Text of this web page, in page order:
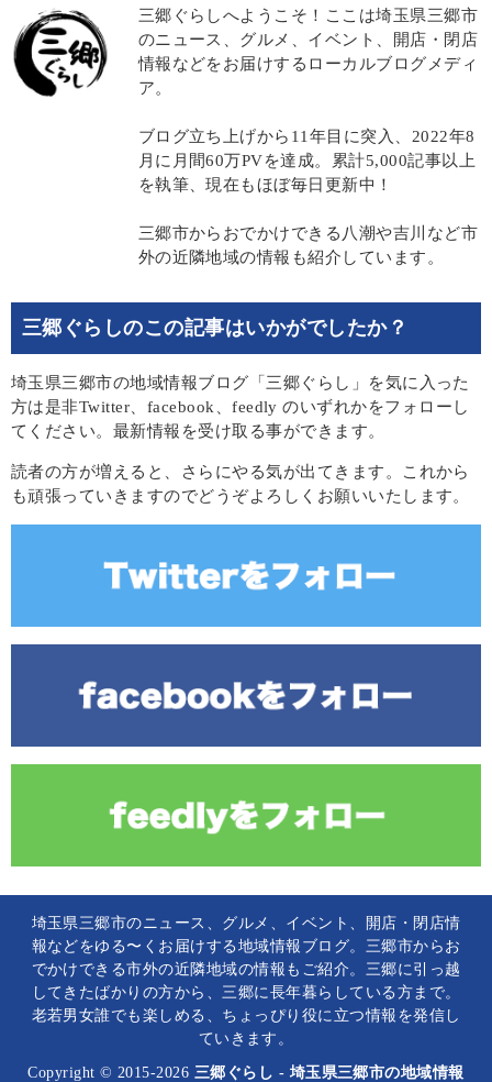
三郷ぐらしへようこそ！ここは埼玉県三郷市
のニュース、グルメ、イベント、開店・閉店
情報などをお届けするローカルブログメディ
ア。
ブログ立ち上げから11年目に突入、2022年8
月に月間60万PVを達成。累計5,000記事以上
を執筆、現在もほぼ毎日更新中！
三郷市からおでかけできる八潮や吉川など市
外の近隣地域の情報も紹介しています。
三郷ぐらしのこの記事はいかがでしたか？
埼玉県三郷市の地域情報ブログ「三郷ぐらし」を気に入った
方は是非Twitter、facebook、feedly のいずれかをフォローし
てください。最新情報を受け取る事ができます。
読者の方が増えると、さらにやる気が出てきます。これから
も頑張っていきますのでどうぞよろしくお願いいたします。
埼玉県三郷市のニュース、グルメ、イベント、開店・閉店情
報などをゆる〜くお届けする地域情報ブログ。三郷市からお
でかけできる市外の近隣地域の情報もご紹介。三郷に引っ越
してきたばかりの方から、三郷に長年暮らしている方まで。
老若男女誰でも楽しめる、ちょっぴり役に立つ情報を発信し
ていきます。
Copyright © 2015-2026 三郷ぐらし - 埼玉県三郷市の地域情報